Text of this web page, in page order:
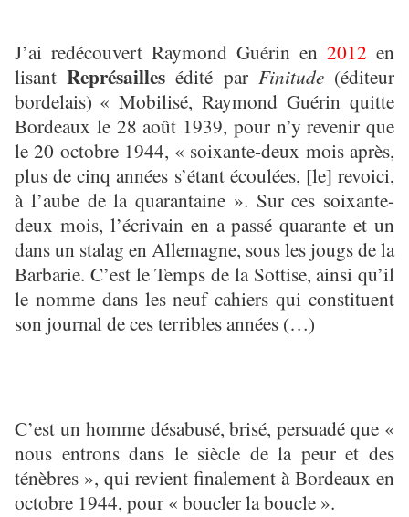
J’ai redécouvert Raymond Guérin en 2012 en
lisantReprésailles édité par Finitude(éditeur
bordelais) « Mobilisé, Raymond Guérin quitte
Bordeaux le 28 août 1939, pour n’y revenir que
le 20 octobre 1944, « soixante-deux mois après,
plus de cinq années s’étant écoulées, [le] revoici,
à l’aube de la quarantaine ». Sur ces soixante-
deux mois, l’écrivain en a passé quarante et un
dans un stalag en Allemagne, sous les jougs de la
Barbarie. C’est le Temps de la Sottise, ainsi qu’il
le nomme dans les neuf cahiers qui constituent
son journal de ces terribles années (…)
C’est un homme désabusé, brisé, persuadé que «
nous entrons dans le siècle de la peur et des
ténèbres », qui revient finalement à Bordeaux en
octobre 1944, pour « boucler la boucle ».